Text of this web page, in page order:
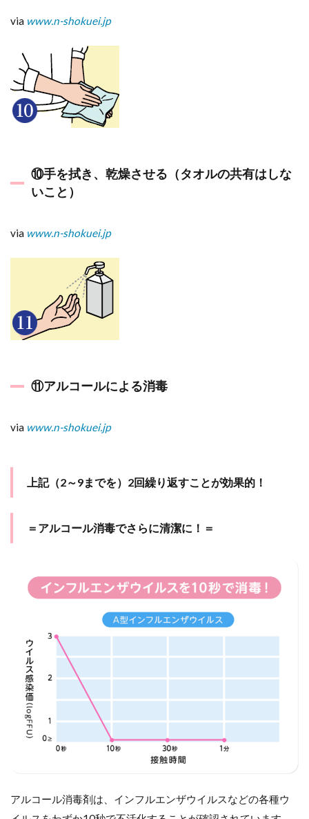
via www.n-shokuei.jp
⑩手を拭き、乾燥させる（タオルの共有はしな
いこと）
via www.n-shokuei.jp
⑪アルコールによる消毒
via www.n-shokuei.jp
上記（2～9までを）2回繰り返すことが効果的！
＝アルコール消毒でさらに清潔に！＝
アルコール消毒剤は、インフルエンザウイルスなどの各種ウ